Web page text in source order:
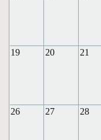
19 20 21
26 27 28